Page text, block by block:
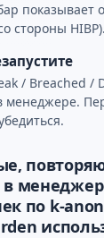
показывает
стороны HIBP).
/ Breached /
менеджере.
в
по k-